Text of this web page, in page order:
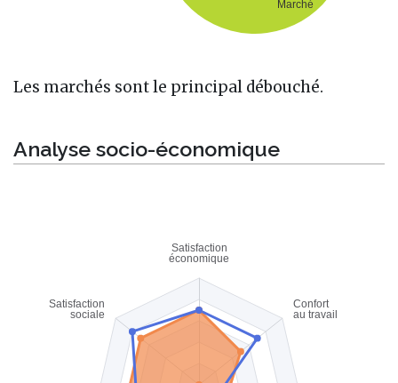
Les marchés sont le principal débouché.
Analyse socio-économique